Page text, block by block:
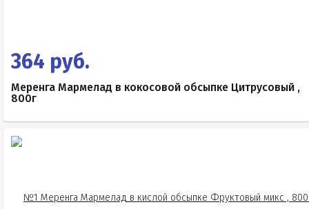
364 руб.
Меренга Мармелад в кокосовой обсыпке Цитрусовый ,
800г